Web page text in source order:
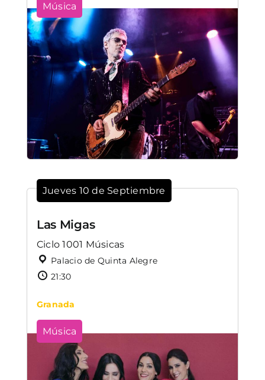
Música
Jueves 10 de Septiembre
Las Migas
Ciclo 1001 Músicas
Palacio de Quinta Alegre
21:30
Granada
Música